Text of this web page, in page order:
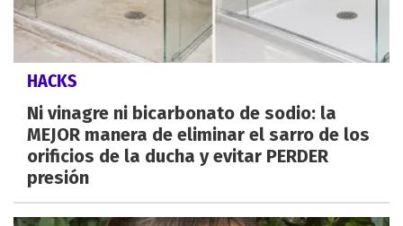
HACKS
Ni vinagre ni bicarbonato de sodio: la
MEJOR manera de eliminar el sarro de los
orificios de la ducha y evitar PERDER
presión